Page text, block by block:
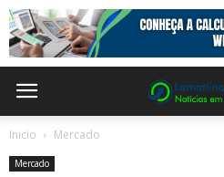
Inicio Mercado
Mercado